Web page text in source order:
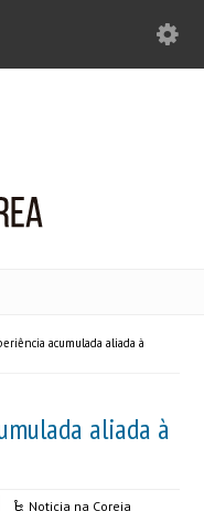
acumulada aliada à
aliada à
Noticia na Coreia